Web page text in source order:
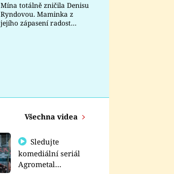
Sledujte nás
Mína totálně zničila Denisu
Ryndovou. Maminka z
jejího zápasení radost
Všechna videa
Sledujte
komediální seriál
Agrometal